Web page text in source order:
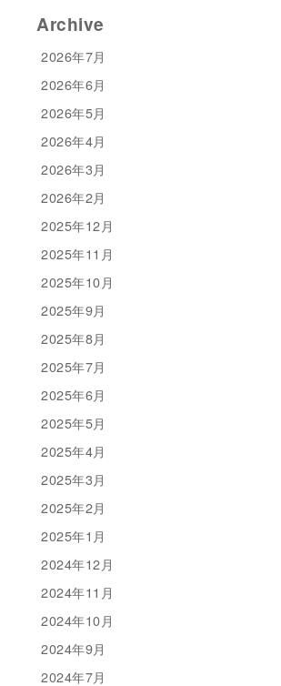
Archive
2026年7月
2026年6月
2026年5月
2026年4月
2026年3月
2026年2月
2025年12月
2025年11月
2025年10月
2025年9月
2025年8月
2025年7月
2025年6月
2025年5月
2025年4月
2025年3月
2025年2月
2025年1月
2024年12月
2024年11月
2024年10月
2024年9月
2024年7月